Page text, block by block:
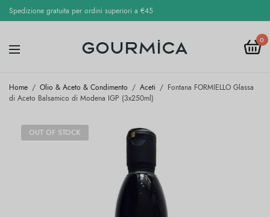
Spedizione gratuita per ordini superiori a €45
0
Home / Olio & Aceto & Condimento / Aceti / Fontana FORMIELLO Glassa
di Aceto Balsamico di Modena IGP (3x250ml)
OUT OF STOCK